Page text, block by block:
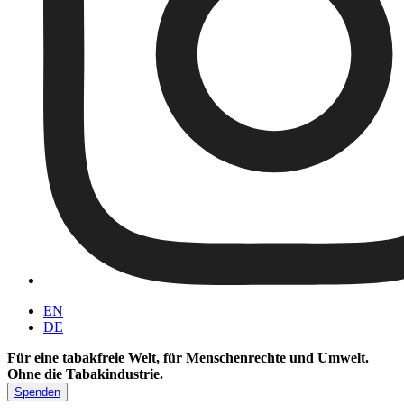
EN
DE
Für eine tabakfreie Welt, für Menschenrechte und Umwelt.
Ohne die Tabakindustrie.
Spenden